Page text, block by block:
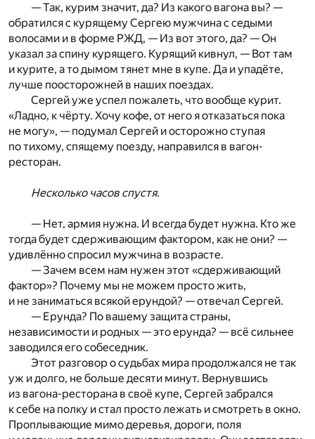
— Так, курим значит, да? Из какого вагона вы? —
обратился с курящему Сергею мужчина с седыми
волосами и в форме РЖД, — Из вот этого, да? — Он
указал за спину курящего. Курящий кивнул, — Вот там
и курите, а то дымом тянет мне в купе. Да и упадёте,
лучше поосторожней в наших поездах.
Сергей уже успел пожалеть, что вообще курит.
«Ладно, к чёрту. Хочу кофе, от него я отказаться пока
не могу», — подумал Сергей и осторожно ступая
по тихому, спящему поезду, направился в вагон-
ресторан.
Несколько часов спустя.
— Нет, армия нужна. И всегда будет нужна. Кто же
тогда будет сдерживающим фактором, как не они? —
удивлённо спросил мужчина в возрасте.
— Зачем всем нам нужен этот «сдерживающий
фактор»? Почему мы не можем просто жить,
и не заниматься всякой ерундой? — отвечал Сергей.
— Ерунда? По вашему защита страны,
независимости и родных — это ерунда? — всё сильнее
заводился его собеседник.
Этот разговор о судьбах мира продолжался не так
уж и долго, не больше десяти минут. Вернувшись
из вагона-ресторана в своё купе, Сергей забрался
к себе на полку и стал просто лежать и смотреть в окно.
Проплывающие мимо деревья, дороги, поля